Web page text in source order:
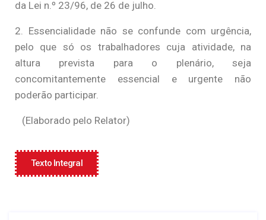
da Lei n.º 23/96, de 26 de julho.
2. Essencialidade não se confunde com urgência,
pelo que só os trabalhadores cuja atividade, na
altura prevista para o plenário, seja
concomitantemente essencial e urgente não
poderão participar.
(Elaborado pelo Relator)
Texto Integral